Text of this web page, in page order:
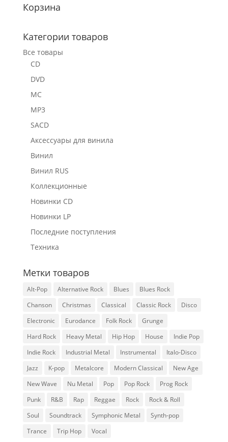
Корзина
Категории товаров
Все товары
CD
DVD
MC
MP3
SACD
Аксессуары для винила
Винил
Винил RUS
Коллекционные
Новинки CD
Новинки LP
Последние поступления
Техника
Метки товаров
Alt-Pop Alternative Rock Blues
Blues Rock
Chanson
Christmas Classical Classic Rock
Disco
Electronic
Eurodance Folk Rock
Grunge
Hard Rock
Heavy Metal Hip Hop House
Indie Pop
Indie Rock
Industrial Metal Instrumental
Italo-Disco
Jazz
K-pop Metalcore Modern Classical
New Age
New Wave
Nu Metal Pop Pop Rock
Prog Rock
Punk
R&B Rap Reggae Rock
Rock & Roll
Soul
Soundtrack Symphonic Metal
Synth-pop
Trance
Trip Hop Vocal